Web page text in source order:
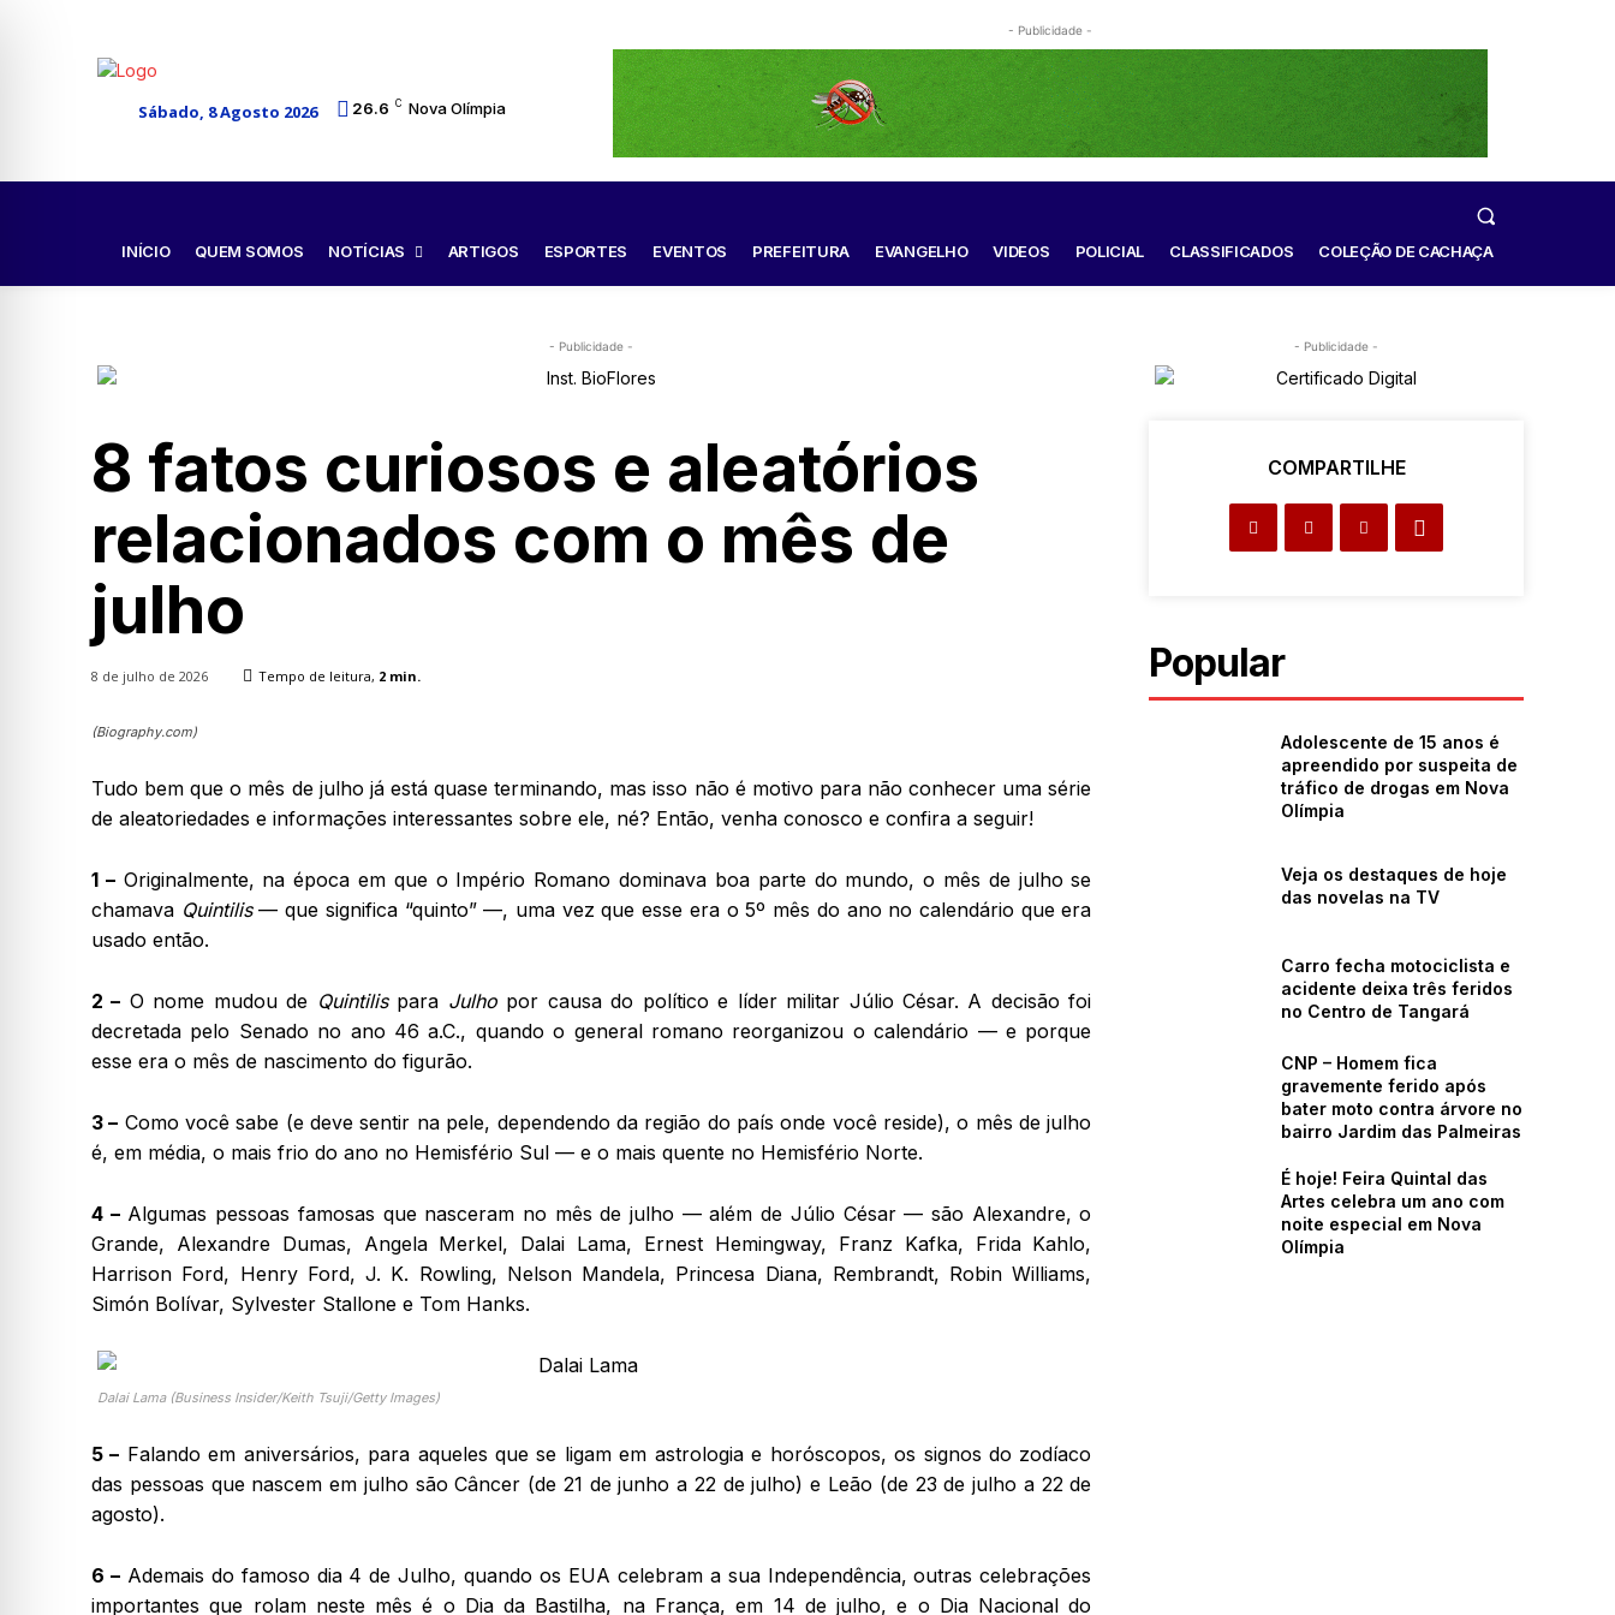
Sábado, 8 Agosto 2026 26.6 C Nova Olímpia
- Publicidade -
INÍCIO QUEM SOMOS NOTÍCIAS ARTIGOS ESPORTES EVENTOS PREFEITURA EVANGELHO VIDEOS POLICIAL CLASSIFICADOS COLEÇÃO DE CACHAÇA
- Publicidade -
8 fatos curiosos e aleatórios
relacionados com o mês de
julho
8 de julho de 2026 Tempo de leitura, 2 min.
(Biography.com)
Tudo bem que o mês de julho já está quase terminando, mas isso não é motivo para não conhecer uma série
de aleatoriedades e informações interessantes sobre ele, né? Então, venha conosco e confira a seguir!
1 –Originalmente, na época em que o Império Romano dominava boa parte do mundo, o mês de julho se
chamava Quintilis— que significa “quinto” —, uma vez que esse era o 5º mês do ano no calendário que era
usado então.
2 – O nome mudou de Quintilispara Julhopor causa do político e líder militar Júlio César. A decisão foi
decretada pelo Senado no ano 46 a.C., quando o general romano reorganizou o calendário — e porque
esse era o mês de nascimento do figurão.
3 – Como você sabe (e deve sentir na pele, dependendo da região do país onde você reside), o mês de julho
é, em média, o mais frio do ano no Hemisfério Sul — e o mais quente no Hemisfério Norte.
4 –Algumas pessoas famosas que nasceram no mês de julho — além de Júlio César — são Alexandre, o
Grande, Alexandre Dumas, Angela Merkel, Dalai Lama, Ernest Hemingway, Franz Kafka, Frida Kahlo,
Harrison Ford, Henry Ford, J. K. Rowling, Nelson Mandela, Princesa Diana, Rembrandt, Robin Williams,
Simón Bolívar, Sylvester Stallone e Tom Hanks.
Dalai Lama (Business Insider/Keith Tsuji/Getty Images)
5 – Falando em aniversários, para aqueles que se ligam em astrologia e horóscopos, os signos do zodíaco
das pessoas que nascem em julho são Câncer (de 21 de junho a 22 de julho) e Leão (de 23 de julho a 22 de
agosto).
6 –Ademais do famoso dia 4 de Julho, quando os EUA celebram a sua Independência, outras celebrações
importantes que rolam neste mês é o Dia da Bastilha, na França, em 14 de julho, e o Dia Nacional do
- Publicidade -
COMPARTILHE
Popular
Adolescente de 15 anos é
apreendido por suspeita de
tráfico de drogas em Nova
Olímpia
Veja os destaques de hoje
das novelas na TV
Carro fecha motociclista e
acidente deixa três feridos
no Centro de Tangará
CNP – Homem fica
gravemente ferido após
bater moto contra árvore no
bairro Jardim das Palmeiras
É hoje! Feira Quintal das
Artes celebra um ano com
noite especial em Nova
Olímpia